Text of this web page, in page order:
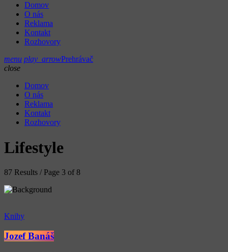
Domov
O nás
Reklama
Kontakt
Rozhovory
menu play_arrowPrehrávač
close
Domov
O nás
Reklama
Kontakt
Rozhovory
Lifestyle
87 Results / Page 3 of 8
Knihy
Jozef Banáš